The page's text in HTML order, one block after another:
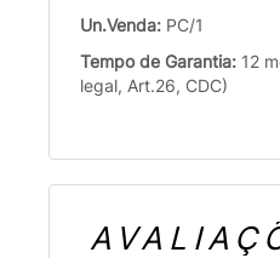
Un.Venda: PC/1
Tempo de Garantia: 12
legal, Art.26, CDC)